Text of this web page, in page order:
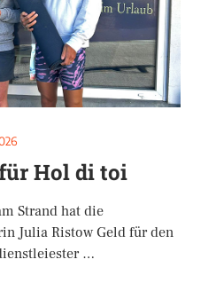
Hol di toi
Strand hat die
Julia Ristow Geld für den
…